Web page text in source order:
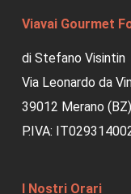
Viavai Gourmet
di Stefano Visintin
Via Leonardo da
39012 Merano
P.IVA:
I Nostri Orari